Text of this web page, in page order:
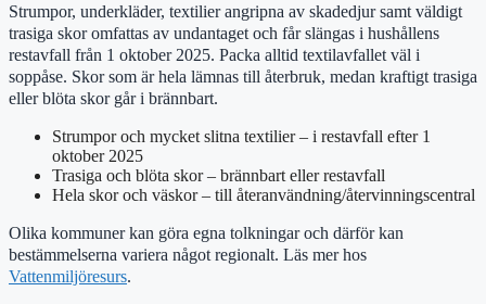
Strumpor, underkläder, textilier angripna av skadedjur samt väldigt
trasiga skor omfattas av undantaget och får slängas i hushållens
restavfall från 1 oktober 2025. Packa alltid textilavfallet väl i
soppåse. Skor som är hela lämnas till återbruk, medan kraftigt trasiga
eller blöta skor går i brännbart.
Strumpor och mycket slitna textilier – i restavfall efter 1
oktober 2025
Trasiga och blöta skor – brännbart eller restavfall
Hela skor och väskor – till återanvändning/återvinningscentral
Olika kommuner kan göra egna tolkningar och därför kan
bestämmelserna variera något regionalt. Läs mer hos
Vattenmiljöresurs.